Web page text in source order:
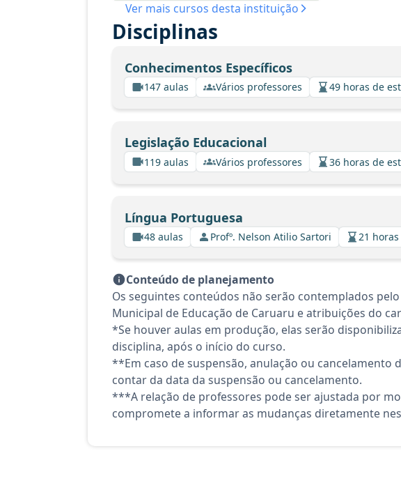
Ver mais cursos desta instituição
Disciplinas
Conhecimentos Específicos
147 aulas Vários professores 49 horas de
Legislação Educacional
119 aulas Vários professores 36 horas de
Língua Portuguesa
48 aulas Profº. Nelson Atilio Sartori 21
Conteúdo de planejamento
Os seguintes conteúdos não serão contemplados
Municipal de Educação de Caruaru e atribuições do
*Se houver aulas em produção, elas serão
disciplina, após o início do curso.
**Em caso de suspensão, anulação ou cancelamento
contar da data da suspensão ou cancelamento.
***A relação de professores pode ser ajustada por
compromete a informar as mudanças diretamente